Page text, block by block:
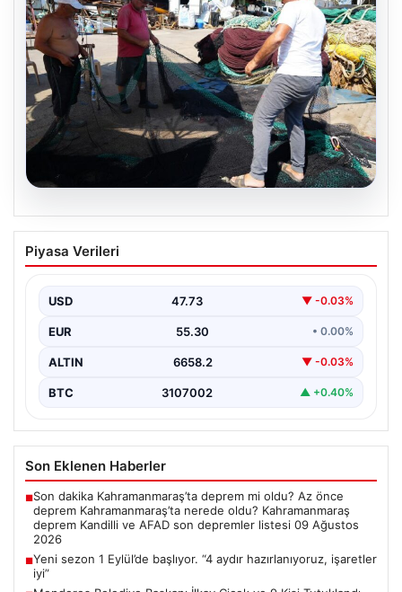
Yeni sezon 1 Eylül’de başlıyor. “4 aydır
hazırlanıyoruz, işaretler iyi”
Piyasa Verileri
USD 47.73 ▼ -0.03%
EUR 55.30 • 0.00%
ALTIN 6658.2 ▼ -0.03%
BTC 3107002 ▲ +0.40%
Son Eklenen Haberler
■Son dakika Kahramanmaraş’ta deprem mi oldu? Az önce
deprem Kahramanmaraş’ta nerede oldu? Kahramanmaraş
deprem Kandilli ve AFAD son depremler listesi 09 Ağustos
2026
■Yeni sezon 1 Eylül’de başlıyor. “4 aydır hazırlanıyoruz, işaretler
iyi”